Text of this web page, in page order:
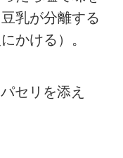
乳が分離する
かける）。
セリを添え